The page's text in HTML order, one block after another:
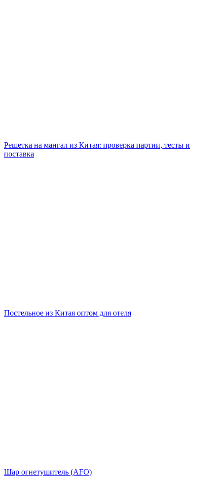
Решетка на мангал из Китая: проверка партии, тесты и
поставка
Постельное из Китая оптом для отеля
Шар огнетушитель (AFO)